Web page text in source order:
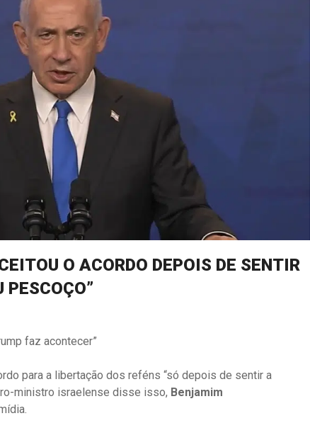
O ACORDO DEPOIS DE SENTIR
faz acontecer”
para a libertação dos reféns “só depois de sentir a
ministro israelense disse isso, Benjamim